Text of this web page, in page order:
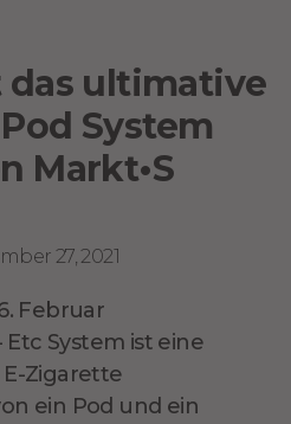
das ultimative
System
Markt•S
27, 2021
Februar
Etc System ist eine
Zigarette
ein Pod und ein